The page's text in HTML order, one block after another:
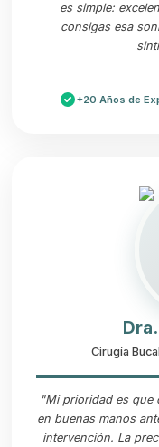
es simple:
consigas esa
+20 Años de
Cirugía
"Mi prioridad es que
en buenas manos
intervención. La